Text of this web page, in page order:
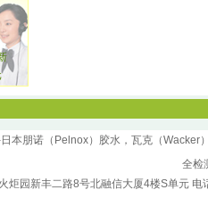
本朋诺（Pelnox）胶水，瓦克（
全检
炬园新丰二路8号北融信大厦4楼S单元